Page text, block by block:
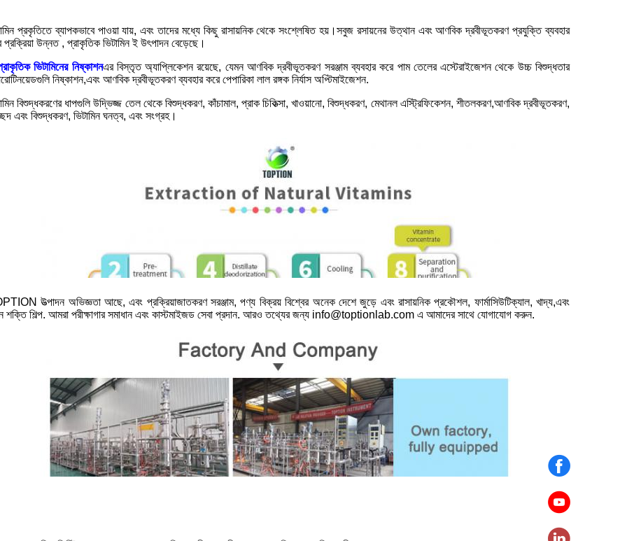
প্রকৃতিতে ব্যাপকভাবে পাওয়া যায়, এবং তাদের মধ্যে কিছু রাসায়নিক থেকে সংশ্লেষিত হয়।সবুজ রসায়নের উত্থান এবং আণবিক দ্রবীভূতকরণ প্রযুক্তি ব্যবহার
প্রক্রিয়া উন্নত , প্রাকৃতিক ভিটামিন ই উৎপাদন বেড়েছে।
ভিটামিনের নিষ্কাশনএর বিস্তৃত অ্যাপ্লিকেশন রয়েছে, যেমন আণবিক দ্রবীভূতকরণ সরঞ্জাম ব্যবহার করে পাম তেলের এস্টেরাইজেশন থেকে উচ্চ বিশুদ্ধতার
নিষ্কাশন,এবং আণবিক দ্রবীভূতকরণ ব্যবহার করে পেপারিকা লাল রঙ্গক নির্যাস অপ্টিমাইজেশন.
বিশুদ্ধকরণের ধাপগুলি উদ্ভিজ্জ তেল থেকে বিশুদ্ধকরণ, কাঁচামাল, প্রাক চিকিত্সা, খাওয়ানো, বিশুদ্ধকরণ, মেথানল এস্ট্রিফিকেশন, শীতলকরণ,আণবিক দ্রবীভূতকরণ,
এবং বিশুদ্ধকরণ, ভিটামিন ঘনত্ব, এবং সংগ্রহ।
উত্পাদন অভিজ্ঞতা আছে, এবং প্রক্রিয়াজাতকরণ সরঞ্জাম, পণ্য বিক্রয় বিশ্বের অনেক দেশে জুড়ে এবং রাসায়নিক প্রকৌশল, ফার্মাসিউটিক্যাল, খাদ্য,এবং
শক্তি শিল্প. আমরা পরীক্ষাগার সমাধান এবং কাস্টমাইজড সেবা প্রদান. আরও তথ্যের জন্য info@toptionlab.com এ আমাদের সাথে যোগাযোগ করুন.